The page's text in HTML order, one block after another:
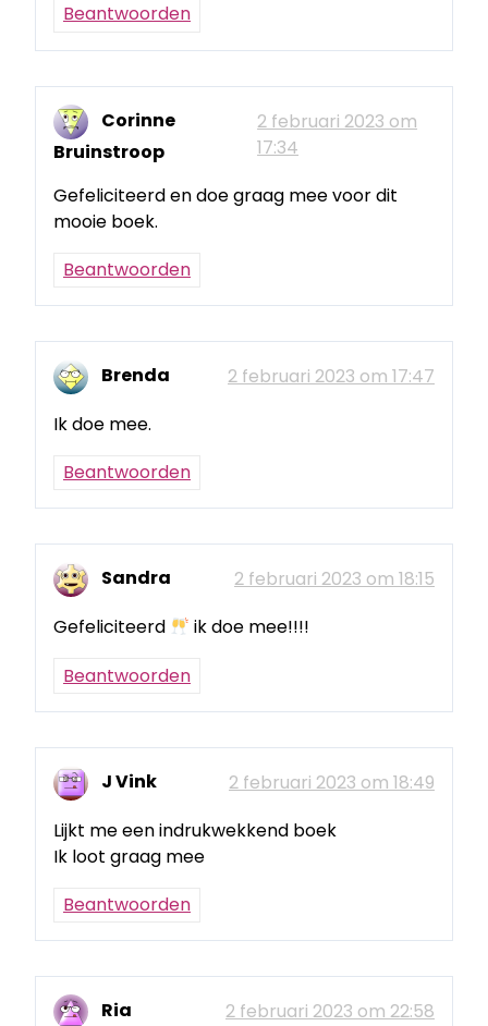
Beantwoorden
Corinne
Bruinstroop
2 februari 2023 om
17:34
Gefeliciteerd en doe graag mee voor dit
mooie boek.
Beantwoorden
Brenda
2 februari 2023 om 17:47
Ik doe mee.
Beantwoorden
Sandra
2 februari 2023 om 18:15
Gefeliciteerd
ik doe mee!!!!
Beantwoorden
J Vink
2 februari 2023 om 18:49
Lijkt me een indrukwekkend boek
Ik loot graag mee
Beantwoorden
Ria
2 februari 2023 om 22:58